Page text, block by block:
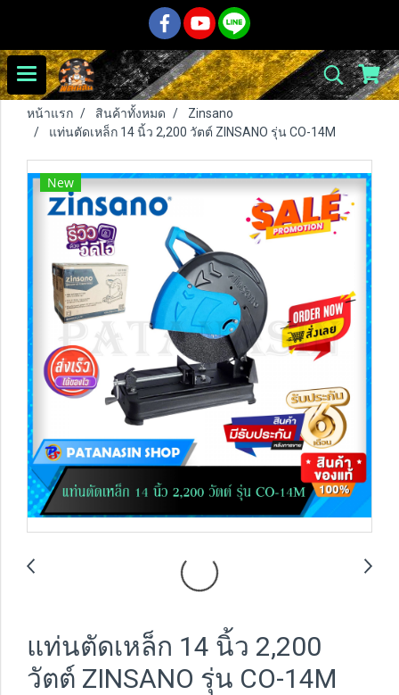
หน้าแรก สินค้าทั้งหมด
Zinsano
แท่นตัดเหล็ก 14 นิ้ว 2,200 วัตต์ ZINSANO รุ่น CO-14M
New
แท่นตัดเหล็ก 14 นิ้ว 2,200
วัตต์ ZINSANO รุ่น CO-14M